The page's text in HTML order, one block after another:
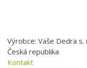
Výrobce: Vaše Dedra s.
Česká republika
Kontakt